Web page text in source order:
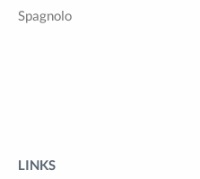
Spagnolo
LINKS